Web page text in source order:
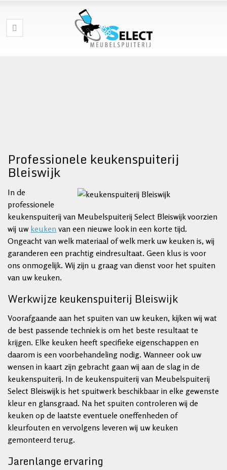
Professionele keukenspuiterij
Bleiswijk
In de
professionele
keukenspuiterij van Meubelspuiterij Select Bleiswijk voorzien
wij uw keuken van een nieuwe look in een korte tijd.
Ongeacht van welk materiaal of welk merk uw keuken is, wij
garanderen een prachtig eindresultaat. Geen klus is voor
ons onmogelijk. Wij zijn u graag van dienst voor het spuiten
van uw keuken.
Werkwijze keukenspuiterij Bleiswijk
Voorafgaande aan het spuiten van uw keuken, kijken wij wat
de best passende techniek is om het beste resultaat te
krijgen. Elke keuken heeft specifieke eigenschappen en
daarom is een voorbehandeling nodig. Wanneer ook uw
wensen in kaart zijn gebracht gaan wij aan de slag in de
keukenspuiterij. In de keukenspuiterij van Meubelspuiterij
Select Bleiswijk is het spuitwerk beschikbaar in elke gewenste
kleur en glansgraad. Na het spuiten controleren wij de
keuken op de laatste eventuele oneffenheden of
kleurfouten en vervolgens leveren wij uw keuken
gemonteerd terug.
Jarenlange ervaring